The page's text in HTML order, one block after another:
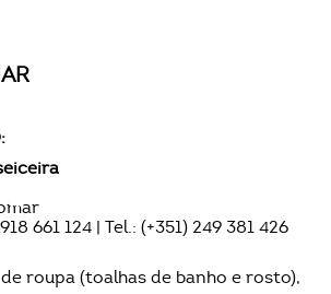
661 124 | Tel.: (+351) 249 381 426
roupa (toalhas de banho e rosto),